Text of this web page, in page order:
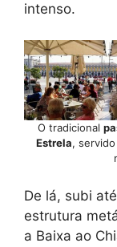
intenso.
O tradicional
Estrela,
De lá, subi
estrutura
a Baixa ao